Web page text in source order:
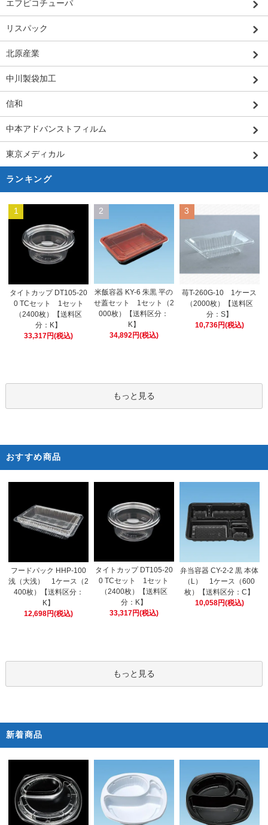
エフピコチューパ
リスパック
北原産業
中川製袋加工
信和
中本アドバンストフィルム
東京メディカル
ランキング
1
タイトカップ DT105-20
0 TCセット 1セット
（2400枚）【送料区
分：K】
33,317円(税込)
2
米飯容器 KY-6 朱黒 平の
せ蓋セット 1セット（2
000枚）【送料区分：
K】
34,892円(税込)
3
苺T-260G-10 1ケース
（2000枚）【送料区
分：S】
10,736円(税込)
もっと見る
おすすめ商品
フードパック HHP-100
浅（大浅） 1ケース（2
400枚）【送料区分：
K】
12,698円(税込)
タイトカップ DT105-20
0 TCセット 1セット
（2400枚）【送料区
分：K】
33,317円(税込)
弁当容器 CY-2-2 黒 本体
（L） 1ケース（600
枚）【送料区分：C】
10,058円(税込)
もっと見る
新着商品